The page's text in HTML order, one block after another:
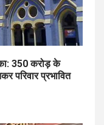
350 करोड़ के
परिवार प्रभावित